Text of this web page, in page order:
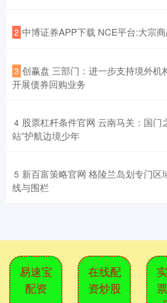
2 中博证券APP下载 NCE平台:大宗
3 创赢盘 三部门：进一步支持境外机
开展债券回购业务
4 股票杠杆条件官网 云南马关：国门
站”护航边境少年
5 新百富策略官网 格陵兰岛划专门区
线与围栏
易速宝
配资
在线配
资炒股